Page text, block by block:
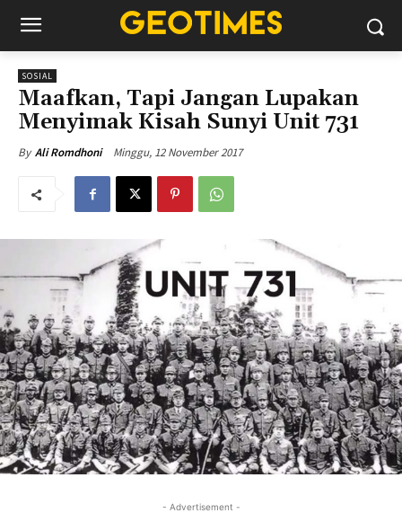
SOSIAL
Maafkan, Tapi Jangan Lupakan
Menyimak Kisah Sunyi Unit 731
By Ali Romdhoni Minggu, 12 November 2017
- Advertisement -